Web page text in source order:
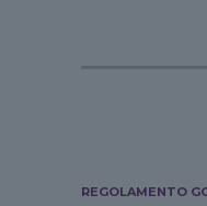
REGOLAMENTO